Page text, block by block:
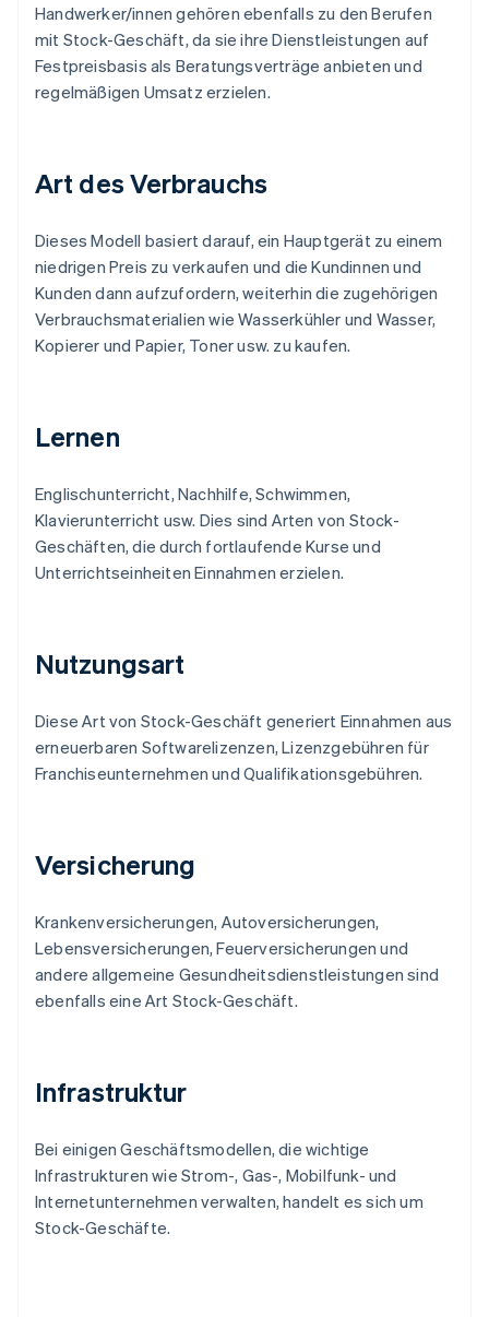
Handwerker/innen gehören ebenfalls zu den Berufen
mit Stock-Geschäft, da sie ihre Dienstleistungen auf
Festpreisbasis als Beratungsverträge anbieten und
regelmäßigen Umsatz erzielen.
Art des Verbrauchs
Dieses Modell basiert darauf, ein Hauptgerät zu einem
niedrigen Preis zu verkaufen und die Kundinnen und
Kunden dann aufzufordern, weiterhin die zugehörigen
Verbrauchsmaterialien wie Wasserkühler und Wasser,
Kopierer und Papier, Toner usw. zu kaufen.
Lernen
Englischunterricht, Nachhilfe, Schwimmen,
Klavierunterricht usw. Dies sind Arten von Stock-
Geschäften, die durch fortlaufende Kurse und
Unterrichtseinheiten Einnahmen erzielen.
Nutzungsart
Diese Art von Stock-Geschäft generiert Einnahmen aus
erneuerbaren Softwarelizenzen, Lizenzgebühren für
Franchiseunternehmen und Qualifikationsgebühren.
Versicherung
Krankenversicherungen, Autoversicherungen,
Lebensversicherungen, Feuerversicherungen und
andere allgemeine Gesundheitsdienstleistungen sind
ebenfalls eine Art Stock-Geschäft.
Infrastruktur
Bei einigen Geschäftsmodellen, die wichtige
Infrastrukturen wie Strom-, Gas-, Mobilfunk- und
Internetunternehmen verwalten, handelt es sich um
Stock-Geschäfte.